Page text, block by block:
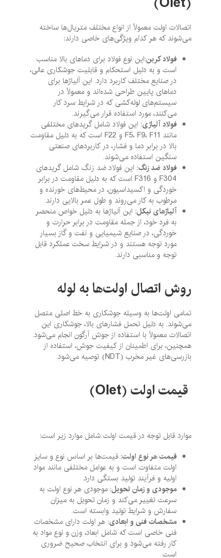
اتصالات اولت معمولاً از انواع مختلف متریال‌ها ساخته
می‌شوند که هر کدام ویژگی‌های خاصی دارند:
فولاد کربن:این نوع فولاد برای دماهای بالا مناسب
است و به دلیل استحکام و قابلیت جوشکاری عالی،
در صنایع مختلف کاربرد دارد. این آلیاژها برای
دماهای پایین طراحی شده‌اند و معمولاً در
سیستم‌های لوله‌کشی که در شرایط سرد کار
می‌کنند، مورد استفاده قرار می‌گیرند.
فولاد آلیاژی : این فولاد شامل گریدهای مختلفی
مانند F5، F9، F11 و F22 است که به دلیل مقاومت
بالا در برابر دما و فشار، در کاربردهای صنعتی
سنگین استفاده می‌شوند.
فولاد ضد زنگ: این فولاد ضد زنگ شامل گریدهای
F304 و F316 است که به دلیل مقاومت در برابر
خوردگی و اکسیداسیون، در محیط‌های خورنده و
مرطوب به کار می‌روند و طول عمر بالایی دارند.
آلیاژهای نیکل: این آلیاژها به دلیل خواص منحصر
به فرد خود، از جمله مقاومت در برابر حرارت و
خوردگی، در صنایع شیمیایی و نفت و گاز بسیار
مورد توجه هستند و در شرایط سخت عملکرد قابل
توجه و مناسبی دارند.
روش اتصال اولت‌ها به لوله
تمامی اولت‌ها به وسیله جوشکاری به خط اصلی متصل
می‌شوند. به دلیل تحمل فشارهای بالا، جوشکاری این
اتصالات معمولاً با استفاده از جوش آرگون انجام می‌شود.
همچنین، برای اطمینان از کیفیت جوش، استفاده از
بازرسی‌های غیر مخرب (NDT) توصیه می‌شود.
قیمت اولت (Olet
)
موارد قابل توجه در قیمت اولت شامل موارد زیر است:
قیمت هر نوع اولت: قیمت‌ها بر اساس نوع و سایز
اولت متفاوت است و به عوامل مختلفی مانند مواد
اولیه و فرآیند تولید بستگی دارد.
موجودی و زمان تحویل: موجودی هر نوع اولت به
سرعت تغییر می‌کند و زمان تحویل به میزان
سفارش و شرایط تولید وابسته است.
مشخصات فنی و ابعادی : هر اولت دارای مشخصات
فنی خاصی است که شامل ابعاد، وزن و نوع مواد به
کار رفته می‌شود و برای انتخاب صحیح ضروری